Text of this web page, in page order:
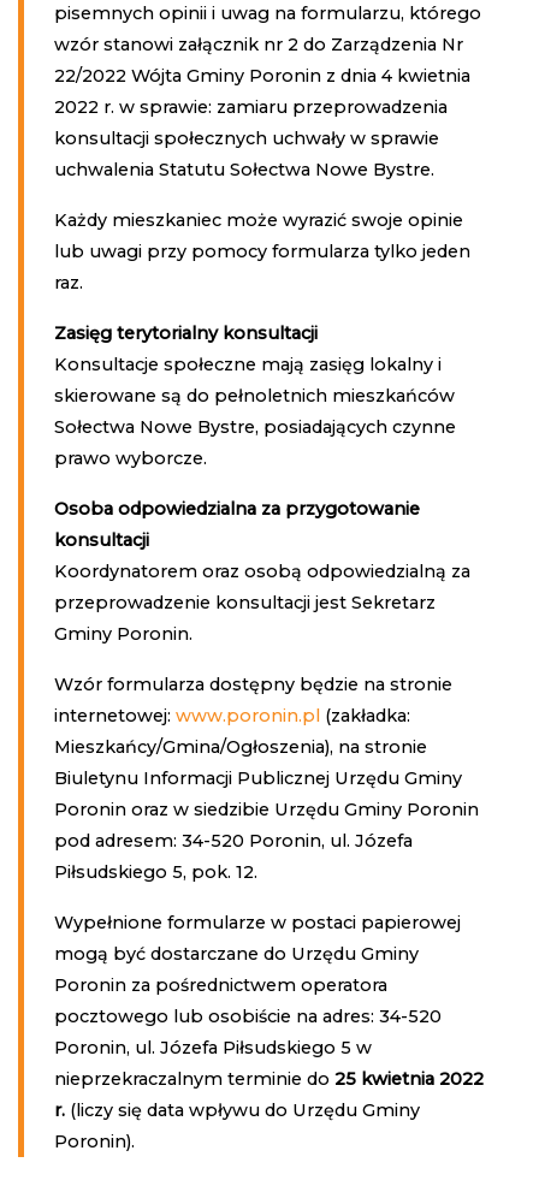
pisemnych opinii i uwag na formularzu, którego
wzór stanowi załącznik nr 2 do Zarządzenia Nr
22/2022 Wójta Gminy Poronin z dnia 4 kwietnia
2022 r. w sprawie: zamiaru przeprowadzenia
konsultacji społecznych uchwały w sprawie
uchwalenia Statutu Sołectwa Nowe Bystre.
Każdy mieszkaniec może wyrazić swoje opinie
lub uwagi przy pomocy formularza tylko jeden
raz.
Zasięg terytorialny konsultacji
Konsultacje społeczne mają zasięg lokalny i
skierowane są do pełnoletnich mieszkańców
Sołectwa Nowe Bystre, posiadających czynne
prawo wyborcze.
Osoba odpowiedzialna za przygotowanie
konsultacji
Koordynatorem oraz osobą odpowiedzialną za
przeprowadzenie konsultacji jest Sekretarz
Gminy Poronin.
Wzór formularza dostępny będzie na stronie
internetowej: www.poronin.pl(zakładka:
Mieszkańcy/Gmina/Ogłoszenia), na stronie
Biuletynu Informacji Publicznej Urzędu Gminy
Poronin oraz w siedzibie Urzędu Gminy Poronin
pod adresem: 34-520 Poronin, ul. Józefa
Piłsudskiego 5, pok. 12.
Wypełnione formularze w postaci papierowej
mogą być dostarczane do Urzędu Gminy
Poronin za pośrednictwem operatora
pocztowego lub osobiście na adres: 34-520
Poronin, ul. Józefa Piłsudskiego 5 w
nieprzekraczalnym terminie do 25 kwietnia 2022
r. (liczy się data wpływu do Urzędu Gminy
Poronin).